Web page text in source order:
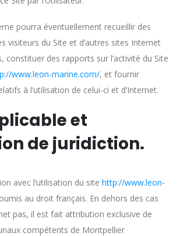
pourra éventuellement recueillir des
visiteurs du Site et d’autres sites Internet
constituer des rapports sur l’activité du Site
www.leon-marine.com/, et fournir
à l’utilisation de celui-ci et d’Internet.
et
de juridiction.
avec l’utilisation du site http://www.leon-
au droit français. En dehors des cas
pas, il est fait attribution exclusive de
compétents de Montpellier